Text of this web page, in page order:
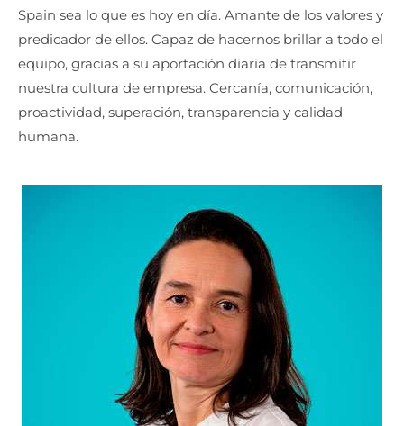
Spain sea lo que es hoy en día. Amante de los valores y
predicador de ellos. Capaz de hacernos brillar a todo el
equipo, gracias a su aportación diaria de transmitir
nuestra cultura de empresa. Cercanía, comunicación,
proactividad, superación, transparencia y calidad
humana.